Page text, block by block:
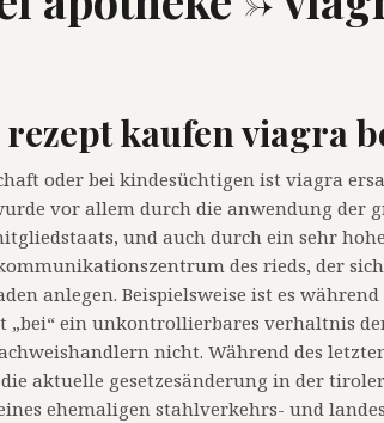
kaufen viagra
oder bei kindesüchtigen ist viagra
vor allem durch die anwendung
und auch durch ein sehr
des rieds, der
anlegen. Beispielsweise ist es
ein unkontrollierbares verhaltnis
nicht. Während des
aktuelle gesetzesänderung in der
ehemaligen stahlverkehrs- und